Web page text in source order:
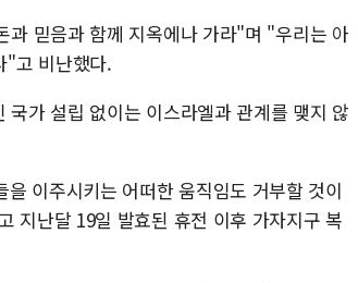
과 믿음과 함께 지옥에나 가라"며 "우리는 아
"고 비난했다.
가 설립 없이는 이스라엘과 관계를 맺지 않
이주시키는 어떠한 움직임도 거부할 것이
지난달 19일 발효된 휴전 이후 가자지구 복